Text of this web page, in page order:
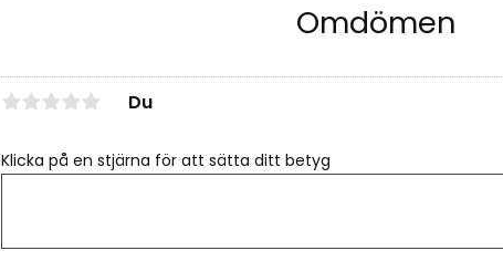
Omdömen
Du
Klicka på en stjärna för att sätta ditt betyg